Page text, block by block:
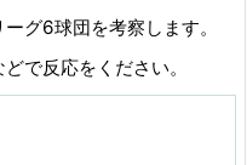
グ6球団を考察します。
で反応をください。